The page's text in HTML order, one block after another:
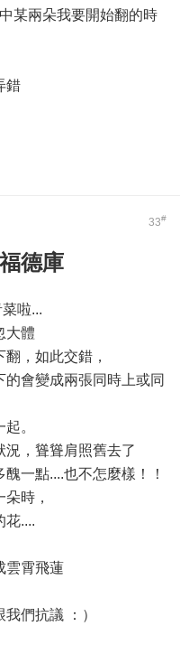
某兩朵我要開始翻的時
錯
33#
德庫
啦...
大體
，如此交錯，
會變成兩張同時上或同
。
，聳聳肩照舊去了
一點....也不怎麼樣！！
時，
花....
雲霄飛蓮
們抗議 ：）